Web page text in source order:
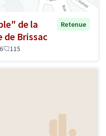
de la
de Brissac
Retenue
115